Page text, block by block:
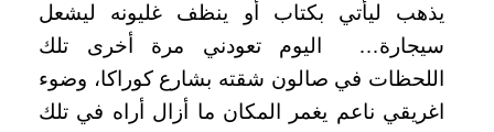
يذهب ليأتي بكتاب أو ينظف غليونه ليشعل
سيجارة… اليوم تعودني مرة أخرى تلك
اللحظات في صالون شقته بشارع كوراكا، وضوء
اغريقي ناعم يغمر المكان ما أزال أراه في تلك